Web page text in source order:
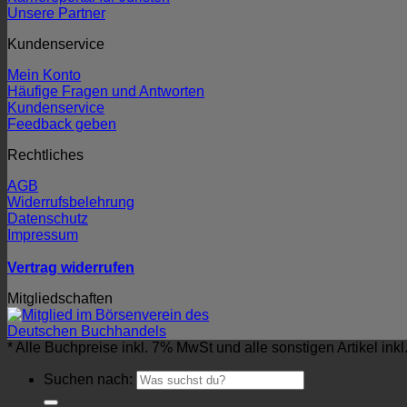
Unsere Partner
Kundenservice
Mein Konto
Häufige Fragen und Antworten
Kundenservice
Feedback geben
Rechtliches
AGB
Widerrufsbelehrung
Datenschutz
Impressum
Vertrag widerrufen
Mitgliedschaften
* Alle Buchpreise inkl. 7% MwSt und alle sonstigen Artikel
Suchen nach: